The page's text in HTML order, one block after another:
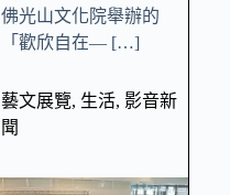
佛光山文化院舉辦的
「歡欣自在— […]
藝文展覽, 生活, 影音新
聞